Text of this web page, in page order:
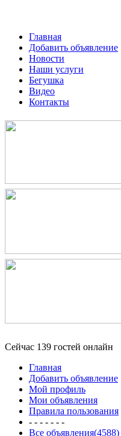
Главная
Добавить объявление
Новости
Наши услуги
Бегушка
Видео
Контакты
Сейчас 139 гостей онлайн
Главная
Добавить объявление
Мой профиль
Мои объявления
Правила пользования
- - - - - - -
Все объявления(4588)